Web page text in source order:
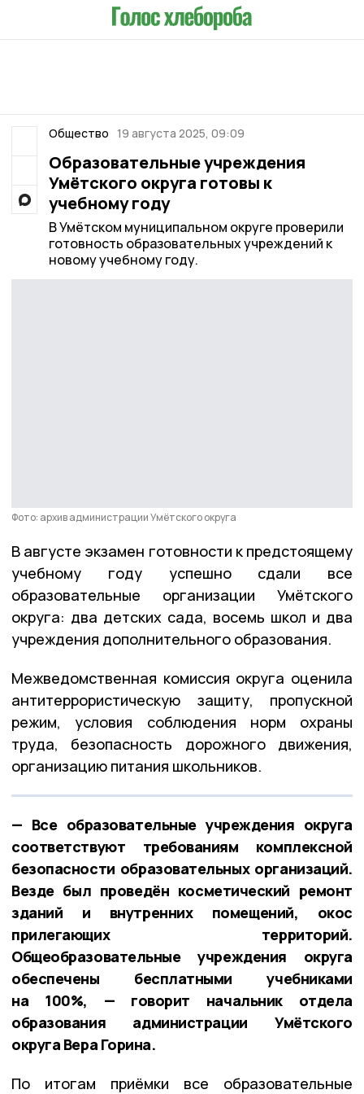
Общество 19 августа 2025, 09:09
Образовательные учреждения
Умётского округа готовы к
учебному году
В Умётском муниципальном округе проверили
готовность образовательных учреждений к
новому учебному году.
Фото: архив администрации Умётского округа
В августе экзамен готовности к предстоящему
учебному году успешно сдали все
образовательные организации Умётского
округа: два детских сада, восемь школ и два
учреждения дополнительного образования.
Межведомственная комиссия округа оценила
антитеррористическую защиту, пропускной
режим, условия соблюдения норм охраны
труда, безопасность дорожного движения,
организацию питания школьников.
— Все образовательные учреждения округа
соответствуют требованиям комплексной
безопасности образовательных организаций.
Везде был проведён косметический ремонт
зданий и внутренних помещений, окос
прилегающих территорий.
Общеобразовательные учреждения округа
обеспечены бесплатными учебниками
на 100%, — говорит начальник отдела
образования администрации Умётского
округа Вера Горина.
По итогам приёмки все образовательные